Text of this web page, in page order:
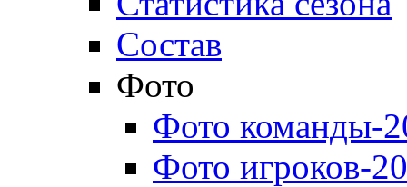
Состав
Фото
Фото команды-
Фото игроков-